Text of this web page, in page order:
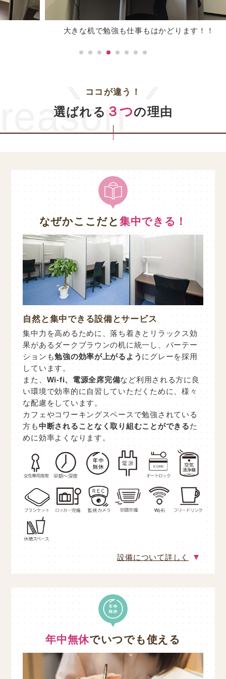
大きな机で勉強も仕事もはかどります！！
ココが違う！
選ばれる ３つの理由
reason
なぜかここだと 集中できる！
自然と集中できる設備とサービス
集中力を高めるために、落ち着きとリラックス効
果があるダークブラウンの机に統一し、パーテー
ションも勉強の効率が上がるようにグレーを採用
しています。
また、 Wi-fi、電源全席完備など利用される方に良
い環境で効率的に自習していただくために、様々
な配慮をしています。
カフェやコワーキングスペースで勉強されている
方も中断されることなく取り組むことができるた
めに効率よくなります。
設備について詳しく
年中無休でいつでも使える